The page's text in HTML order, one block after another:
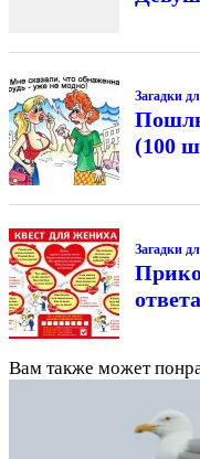
Загадки
(100
Загадки
Вам также может